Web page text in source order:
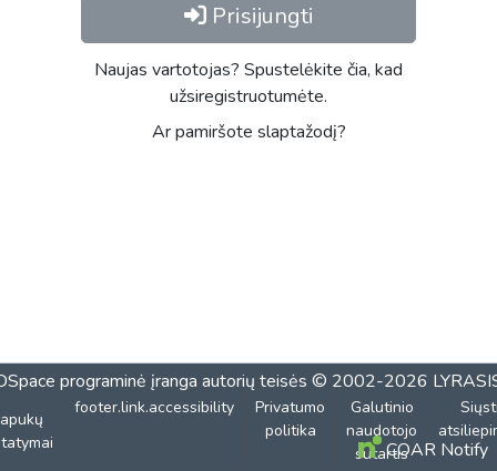
Prisijungti
Naujas vartotojas? Spustelėkite čia, kad
užsiregistruotumėte.
Ar pamiršote slaptažodį?
programinė įranga autorių teisės © 2002-2026
footer.link.accessibility
Privatumo
politika
Galutinio
naudotojo
sutartisCOAR Notify